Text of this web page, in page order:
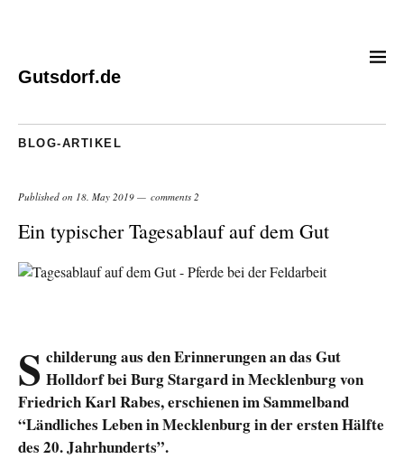
Gutsdorf.de
BLOG-ARTIKEL
Published on 18. May 2019 comments 2
Ein typischer Tagesablauf auf dem Gut
S childerung aus den Erinnerungen an das Gut
Holldorf bei Burg Stargard in Mecklenburg von
Friedrich Karl Rabes, erschienen im Sammelband
“Ländliches Leben in Mecklenburg in der ersten Hälfte
des 20. Jahrhunderts”.